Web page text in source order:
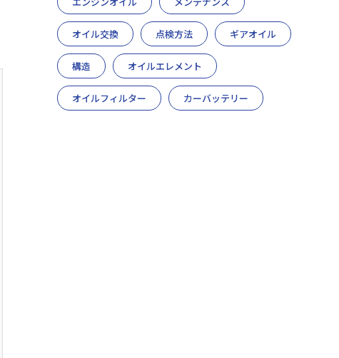
オイル交換 点検方法 ギアオイル
構造 オイルエレメント
オイルフィルター カーバッテリー